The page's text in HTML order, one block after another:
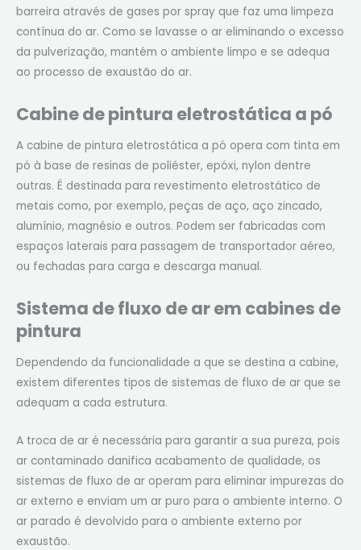
barreira através de gases por spray que faz uma limpeza
contínua do ar. Como se lavasse o ar eliminando o excesso
da pulverização, mantém o ambiente limpo e se adequa
ao processo de exaustão do ar.
Cabine de pintura eletrostática a pó
A cabine de pintura eletrostática a pó opera com tinta em
pó à base de resinas de poliéster, epóxi, nylon dentre
outras. É destinada para revestimento eletrostático de
metais como, por exemplo, peças de aço, aço zincado,
alumínio, magnésio e outros. Podem ser fabricadas com
espaços laterais para passagem de transportador aéreo,
ou fechadas para carga e descarga manual.
Sistema de fluxo de ar em cabines de
pintura
Dependendo da funcionalidade a que se destina a cabine,
existem diferentes tipos de sistemas de fluxo de ar que se
adequam a cada estrutura.
A troca de ar é necessária para garantir a sua pureza, pois
ar contaminado danifica acabamento de qualidade, os
sistemas de fluxo de ar operam para eliminar impurezas do
ar externo e enviam um ar puro para o ambiente interno. O
ar parado é devolvido para o ambiente externo por
exaustão.